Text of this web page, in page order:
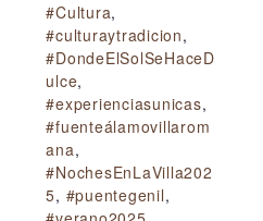
#Cultura,
#culturaytradicion,
#DondeElSolSeHaceD
ulce,
#experienciasunicas,
#fuenteálamovillarom
ana,
#NochesEnLaVilla202
5, #puentegenil,